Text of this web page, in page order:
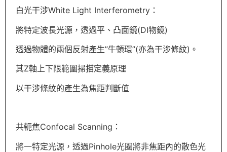
白光干涉White Light Interferometry ：
將特定波長光源，透過平、凸面鏡(DI物鏡)
透過物體的兩個反射產生”牛頓環”(亦為干涉條紋)。
其Z軸上下限範圍掃描定義原理
以干涉條紋的產生為焦距判斷值
共軛焦Confocal Scanning ：
將一特定光源，透過Pinhole光圈將非焦距內的散色光